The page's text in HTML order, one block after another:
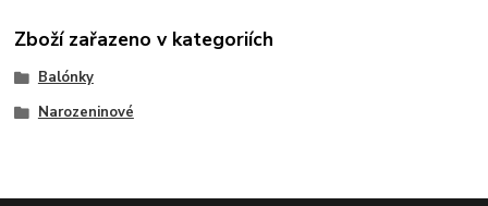
Zboží zařazeno v kategoriích
Balónky
Narozeninové